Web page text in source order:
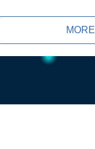
MORE